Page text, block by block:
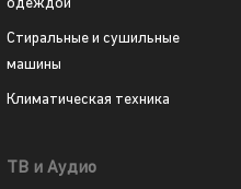
одеждой
Стиральные и сушильные
машины
Климатическая техника
ТВ и Аудио